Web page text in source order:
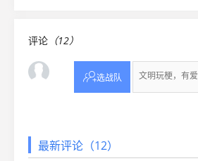
评论 （12）
选战队
最新评论（12）